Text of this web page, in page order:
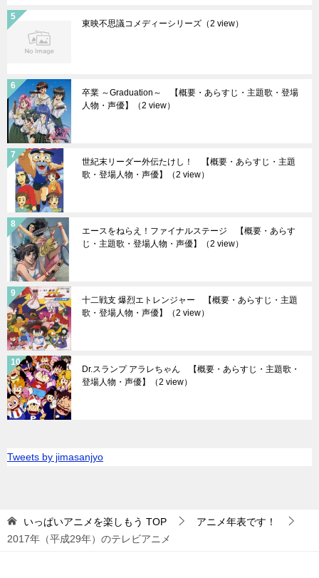
東映不思議コメディーシリーズ （2 view）
卒業 ～Graduation～ 【概要・あらすじ・主題歌・登場
人物・声優】
（2 view）
世紀末リーダー外伝たけし！ 【概要・あらすじ・主題
歌・登場人物・声優】
（2 view）
エースをねらえ！ファイナルステージ 【概要・あらす
じ・主題歌・登場人物・声優】
（2 view）
十二戦支 爆烈エトレンジャー 【概要・あらすじ・主題
歌・登場人物・声優】
（2 view）
Dr.スランプ アラレちゃん 【概要・あらすじ・主題歌・
登場人物・声優】
（2 view）
Tweets by jimasanjyo
いっぱいアニメを楽しもう TOP
アニメ年表です！
2017年（平成29年）のテレビアニメ